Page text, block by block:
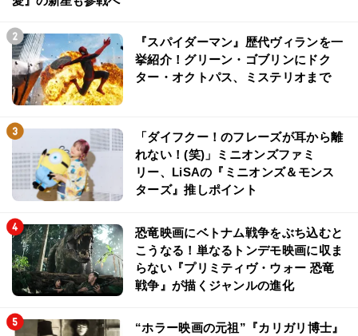
『スパイダーマン』歴代ヴィランを一
挙紹介！グリーン・ゴブリンにドク
ター・オクトパス、ミステリオまで
「ダイフクー！のフレーズが耳から離
れない！(笑)」ミニオンズファミ
リー、LiSAの『ミニオンズ＆モンス
ターズ』推しポイント
恐竜映画にベトナム戦争をぶち込むと
こうなる！単なるトンデモ映画に収ま
らない『プリミティヴ・ウォー 恐竜
戦争』が描くジャンルの進化
“ホラー映画の元祖”『カリガリ博士』